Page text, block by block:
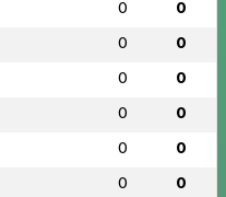
0 0
0 0
0 0
0 0
0 0
0 0